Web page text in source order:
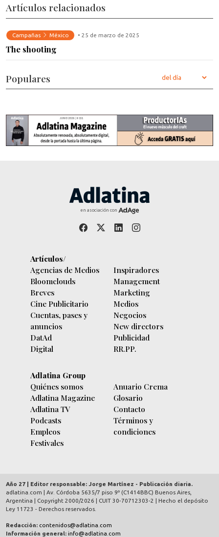
Artículos relacionados
Campañas México • 25 de marzo de 2025
The shooting
Populares
en asociación con
Artículos/
Agencias de Medios
Bloomclouds
Breves
Cine Publicitario
Cuentas, pases y
anuncios
DatAd
Digital
Inspiradores
Management
Marketing
Medios
Negocios
New directors
Publicidad
RR.PP.
Adlatina Group
Quiénes somos
Adlatina Magazine
Adlatina TV
Podcasts
Empleos
Festivales
Anuario Crema
Glosario
Contacto
Términos y
condiciones
Año 27 | Editor responsable: Jorge Martínez - Publicación diaria.
adlatina.com | Av. Córdoba 5635/7 piso 9º (C1414BBC) Buenos Aires,
Argentina | Copyright 2000/2026 | CUIT 30-70712303-2 | Hecho el depósito
Ley 11723 - Derechos reservados.
Redacción: contenidos@adlatina.com
Información general: info@adlatina.com